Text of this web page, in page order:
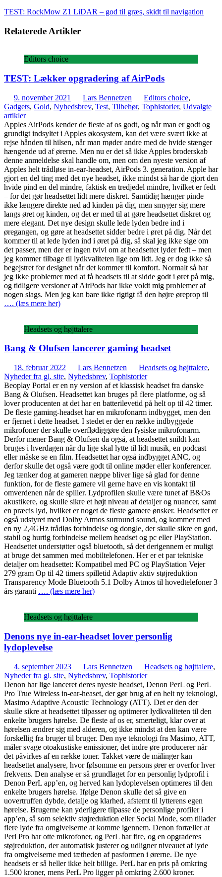
TEST: RockMow Z1 LiDAR – god til græs, skidt til navigation
Relaterede Artikler
Editors choice
TEST: Lækker opgradering af AirPods
9. november 2021 Lars Bennetzen Editors choice,
Gadgets, Gold, Nyhedsbrev, Test, Tilbehør, Tophistorier, Udvalgte
artikler
Apples AirPods kender de fleste af os godt, og når man er godt og
grundigt indsyltet i Apples økosystem, kan det være svært ikke at
rejse hånden til hilsen, når man møder andre med de hvide stænger
hængende ud af ørerne. Men nu er det så ikke Apples broderskab
denne anmeldelse skal handle om, men om den nyeste version af
Apples helt trådløse in-ear-headset, AirPods 3. generation. Apple har
gjort en del ting med det nye headset, ikke mindst så har de gjort den
hvide pind en del mindre, faktisk en tredjedel mindre, hvilket er fedt
– for det gør headsettet lidt mere diskret. Samtidig hænger pinde
ikke længere direkte ned ad kinden på dig, men smyger sig mere
langs øret og kinden, og det er med til at gøre headsettet diskret og
mere elegant. Det nye design skulle lede lyden bedre ind i
øregangen, og gøre at headsettet sidder bedre i øret på dig. Når det
kommer til at lede lyden ind i øret på dig, så skal jeg ikke sige om
det passer, men der er ingen tvivl om at headsettet lyder fedt – men
jeg kommer tilbage til lydkvaliteten lige om lidt. Jeg er dog ikke så
begejstret for designet når det kommer til komfort. Normalt så har
jeg ikke problemer med at få headsets til at sidde godt i øret på mig,
og tidligere versioner af AirPods har ikke voldt mig problemer af
nogen slags. Men jeg kan bare ikke rigtigt få den højre øreprop til
…. (læs mere her)
Headsets og højttalere
Bang & Olufsen lancerer gaming headset
18. februar 2022 Lars Bennetzen Headsets og højttalere,
Nyheder fra gl. site, Nyhedsbrev, Tophistorier
Beoplay Portal er en ny version af et klassisk headset fra danske
Bang & Olufsen. Headsettet kan bruges på flere platforme, og så
lover producenten at det har en batterilevetid på helt op til 42 timer.
De fleste gaming-headset har en mikrofonarm indbygget, men den
er fjernet i dette headset. I stedet er der en række indbyggede
mikrofoner der skulle overflødiggøre den fysiske mikrofonarm.
Derfor mener Bang & Olufsen da også, at headsettet snildt kan
bruges i hverdagen når du lige skal lytte til lidt musik, en podcast
eller måske se en film. Headsettet har også indbygget ANC, og
derfor skulle det også være godt til online møder eller konferencer.
Jeg tænker dog at gameren næppe bliver lige så glad for denne
funktion, for de fleste gamere vil gerne have en vis kontakt til
omverdenen når de spiller. Lydprofilen skulle være tunet af B&Os
akustikere, og skulle sikre et højt niveau af detaljer og nuancer, samt
en præcis lyd, hvilket er noget de fleste gamere ønsker. Headsettet er
også udstyret med Dolby Atmos surround sound, og kommer med
en ny 2,4GHz trådløs forbindelse og dongle, der skulle sikre en god,
stabil og hurtig forbindelse mellem headset og pc eller PlayStation.
Headsettet understøtter også bluetooth, så det derigennem er muligt
at bruge det sammen med mobiltelefonen. Her er et par tekniske
detaljer om headsettet: Kompatibel med PC og PlayStation Vejer
279 gram Op til 42 timers spilletid Adaptiv aktiv støjreduktion
Transparency Mode Bluetooth 5.1 Dolby Atmos til hovedtelefoner 3
års garanti …. (læs mere her)
Headsets og højttalere
Denons nye in-ear-headset lover personlig
lydoplevelse
4. september 2023 Lars Bennetzen Headsets og højttalere,
Nyheder fra gl. site, Nyhedsbrev, Tophistorier
Denon har lige lanceret deres nyeste headset, Denon PerL og PerL
Pro True Wireless in-ear-heaset, der gør brug af en helt ny teknologi,
Masimo Adaptive Acoustic Technology (ATT). Det er den der
skulle sikre at headsettet tilpasser og optimerer lydkvaliteten til den
enkelte brugers hørelse. De fleste af os er, smerteligt, klar over at
hørelsen ændrer sig med alderen, og ikke mindst at den kan være
forskellig fra bruger til bruger. Den nye teknologi fra Masimo, ATT,
måler svage otoakustiske emissioner, det indre øre producerer når
det påvirkes af en række toner. Takket være de målinger kan
headsettet analysere, hvor følsomme en persons ører er overfor hver
frekvens. Den analyse er så grundlaget for en personlig lydprofil i
Denon PerL app’en, og herved kan lydoplevelsen optimeres til den
enkelte brugers hørelse. Ifølge Denon skulle det så give en
uovertruffen dybde, detalje og klarhed, afstemt til lytterens egen
hørelse. Brugerne kan yderligere tilpasse de personlige profiler i
app’en, så som selektiv støjreduktion eller Social Mode, som tillader
flere lyde fra omgivelserne at komme igennem. Denon fortæller at
Perl Pro har otte mikrofoner, og PerL har fire, og en opgraderes
støjreduktion, der automatisk justerer og udligner niveauet af lyde
fra omgivelserne med tætheden af pasformen i ørerne. De nye
headsets er så heller ikke helt billige. PerL har en pris på omkring
1.500 kroner, mens PerL Pro ligger på omkring 2.600 kroner.